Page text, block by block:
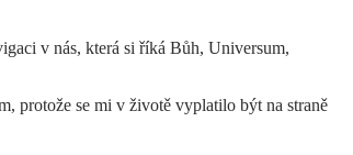
v nás, která si říká Bůh, Universum,
protože se mi v životě vyplatilo být na straně